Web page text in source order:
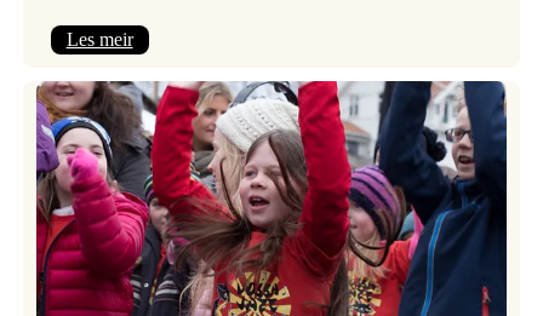
Les meir:
2026
–
Ingunn van Etten